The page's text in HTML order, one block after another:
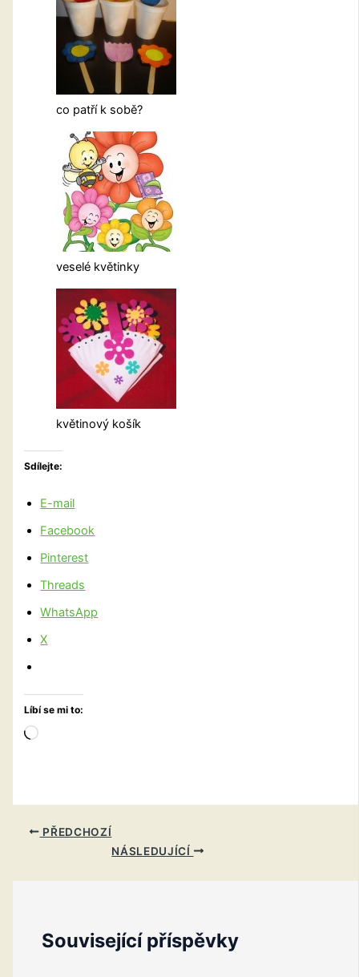
co patří k sobě?
veselé květinky
květinový košík
Sdílejte:
E-mail
Facebook
Pinterest
Threads
WhatsApp
X
Líbí se mi to:
Načítání…
PŘEDCHOZÍ
NÁSLEDUJÍCÍ
Související příspěvky